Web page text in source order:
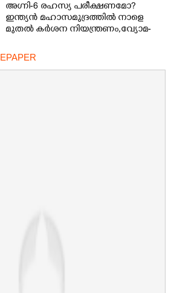
അഗ്നി-6 രഹസ്യ പരീക്ഷണമോ?
ഇന്ത്യൻ മഹാസമുദ്രത്തിൽ നാളെ
മുതൽ കർശന നിയന്ത്രണം,വ്യോമ-
EPAPER